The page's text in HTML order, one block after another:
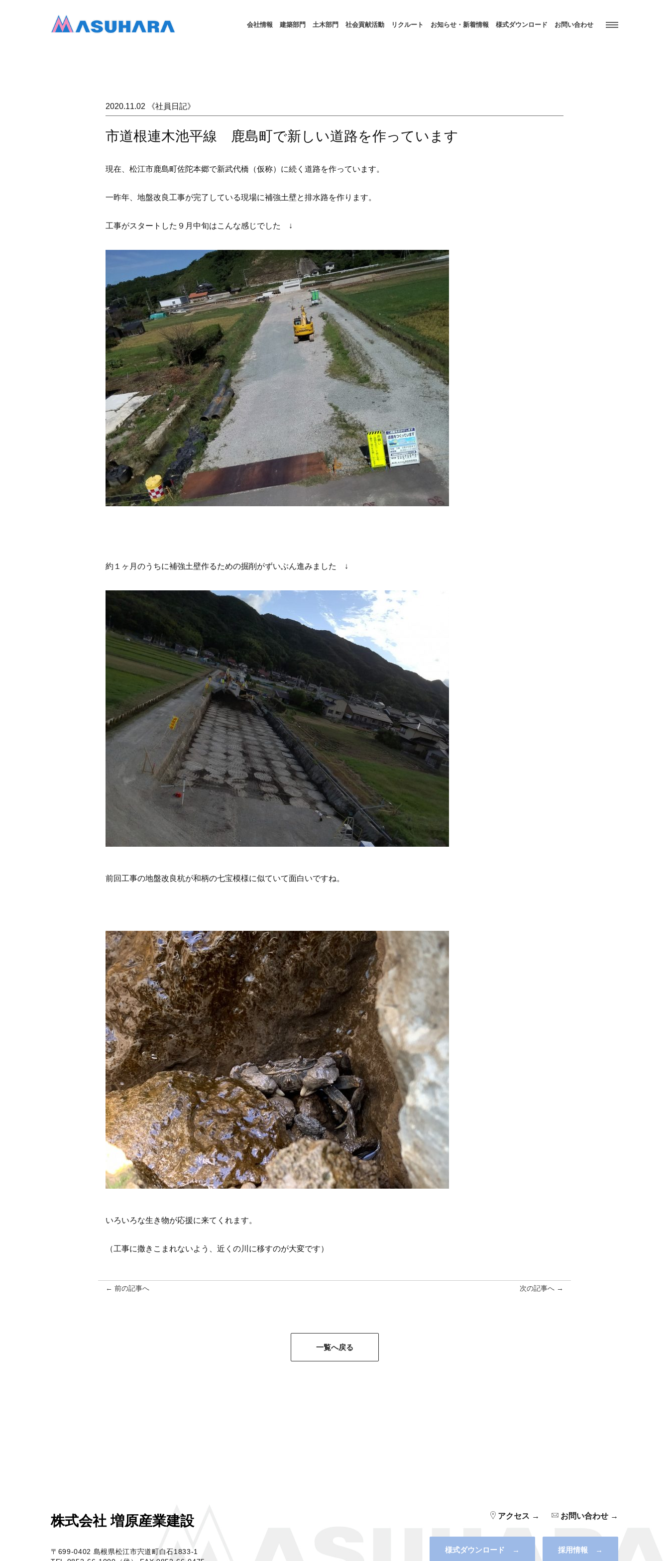
会社情報 建築部門 土木部門 社会貢献活動 リクルート お知らせ・新着情報 様式ダウンロード お問い合わせ
2020.11.02 《社員日記》
市道根連木池平線 鹿島町で新しい道路を作っています
現在、松江市鹿島町佐陀本郷で新武代橋（仮称）に続く道路を作っています。
一昨年、地盤改良工事が完了している現場に補強土壁と排水路を作ります。
工事がスタートした９月中旬はこんな感じでした ↓
約１ヶ月のうちに補強土壁作るための掘削がずいぶん進みました ↓
前回工事の地盤改良杭が和柄の七宝模様に似ていて面白いですね。
いろいろな生き物が応援に来てくれます。
（工事に撒きこまれないよう、近くの川に移すのが大変です）
← 前の記事へ 次の記事へ →
一覧へ戻る
株式会社 増原産業建設
〒699-0402 島根県松江市宍道町白石1833-1
アクセス → お問い合わせ →
様式ダウンロード → 採用情報 →